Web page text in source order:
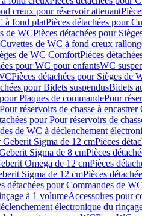
creux pour réservoir attenant
à fond platPièces détachées pour
de WCPièces détachées pour
Cuvettes de WC à fond creux
de WC ComfortPièces
pour WC pour enfantsWC
Pièces détachées pour Sièges de
pour Bidets suspendusBidets
Plaques de commandePour
réservoirs de chasse à encastrer
pour Pour réservoirs de
de WC à déclenchement
Geberit Sigma de 12 cmPièces
Sigma de 8 cmPièces
Omega de 12 cmPièces
Sigma de 12 cmPièces
détachées pour Commandes de
à 1 volumeAccessoires pour
électronique du